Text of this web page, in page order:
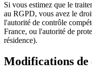
Si vous estimez que le
au RGPD, vous avez le
l'autorité de contrôle
France, ou l'autorité de
résidence).
Modifications de